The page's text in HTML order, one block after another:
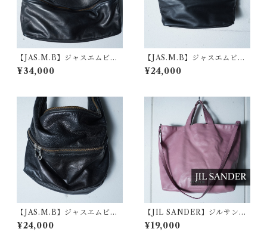
【JAS.M.B】ジャスエムビー
ウイングトラベラー2WAYレ
ザーショルダーバッグ black
¥34,000
【JAS.M.B】ジャスエムビー
"dark wear"2WAY レザーシ
ョルダーバッグ black
¥24,000
【JAS.M.B】ジャスエムビー
"dark wear" レザーショルダ
ーバッグ black
¥24,000
【JIL SANDER】ジルサンダ
ー ロゴ入レザー2WAYショル
ダートートバッグ pink purpl
¥19,000